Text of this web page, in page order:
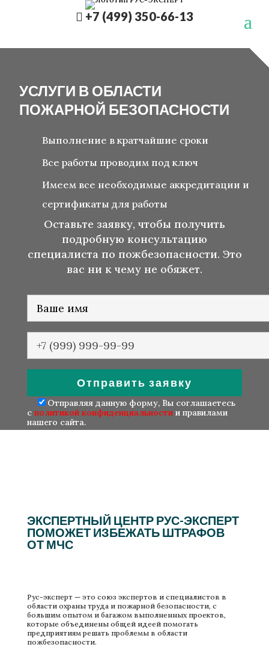
 +7 (499) 350-66-13
УСЛУГИ В ОБЛАСТИ
ПОЖАРНОЙ БЕЗОПАСНОСТИ
Выполнение в кратчайшие сроки
Все работы проводим под ключ
Имеем все необходимые аккредитации и
сертификаты для работы
Оставьте заявку, чтобы получить
подробную консультацию
специалиста по пожбезопасности. Это
вас ни к чему не обяжет.
Отправляя данную форму, Вы соглашаетесь
с политикой конфиденциальностии правилами
нашего сайта.
ЭКСПЕРТНЫЙ ЦЕНТР РУС-ЭКСПЕРТ
ПОМОЖЕТ ИЗБЕЖАТЬ ШТРАФОВ
ОТ МЧС
Рус-эксперт — это союз экспертов и специалистов в
области охраны труда и пожарной безопасности, с
большим опытом и багажом выполненных проектов,
которые объединены общей идеей помогать
предприятиям решать проблемы в области
пожбезопасности.